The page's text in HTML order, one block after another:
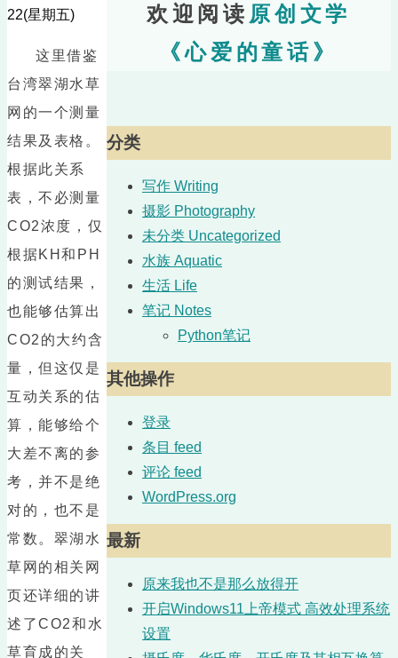
22(星期五)
这里借鉴
台湾翠湖水草
网的一个测量
结果及表格。
根据此关系
表，不必测量
CO2浓度，仅
根据KH和PH
的测试结果，
也能够估算出
CO2的大约含
量，但这仅是
互动关系的估
算，能够给个
大差不离的参
考，并不是绝
对的，也不是
常数。翠湖水
草网的相关网
页还详细的讲
述了CO2和水
草育成的关
欢迎阅读 原创文学
《心爱的童话》
分类
写作 Writing
摄影 Photography
未分类 Uncategorized
水族 Aquatic
生活 Life
笔记 Notes
Python笔记
其他操作
登录
条目 feed
评论 feed
WordPress.org
最新
原来我也不是那么放得开
开启Windows11上帝模式 高效处理系统
设置